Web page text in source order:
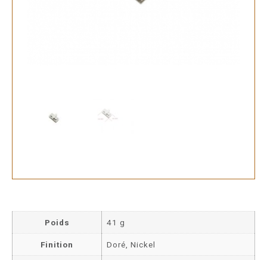
Poids 41 g
Finition Doré, Nickel